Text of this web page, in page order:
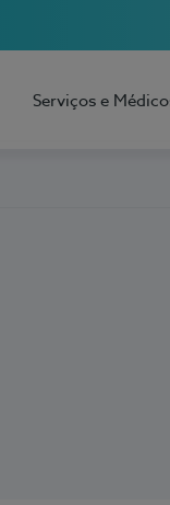
Serviços e